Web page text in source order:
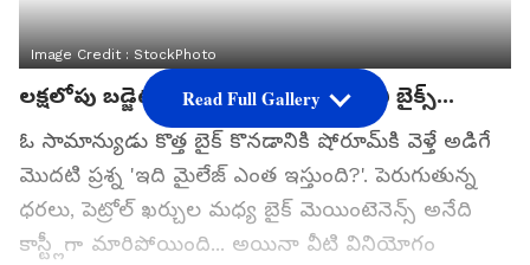
Image Credit :StockPhoto
లక్షలోపు బడ్జెట్‌లో బెస్ట్ వ్యాల్యూ ఫర్ మనీ బైక్స్...
ఓ సామాన్యుడు కొత్త బైక్ కొనడానికి షోరూమ్‌కి వెళ్తే అడిగే
మొదటి ప్రశ్న 'ఇది మైలేజ్ ఎంత ఇస్తుంది?'. పెరుగుతున్న
ధరలు, పెట్రోల్ ఖర్చుల మధ్య బైక్ మెయింటెనెన్స్ అనేది
కాస్ట్లీగా మారిపోయింది... అయినా వీటి వినియోగం
Read Full Gallery